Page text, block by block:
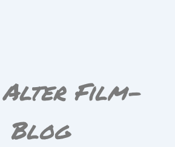
Alter Film-
Blog